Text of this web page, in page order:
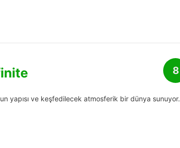
8
yapısı ve keşfedilecek atmosferik bir dünya sunuyor.